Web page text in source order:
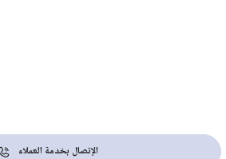
الإتصال بخدمة العملاء